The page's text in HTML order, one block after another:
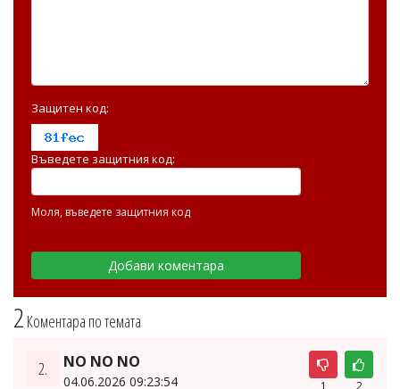
2 Коментара по темата
2. NO NO NO
04.06.2026 09:23:54 1 2
Защитен код:
Въведете защитния код:
Моля, въведете защитния код